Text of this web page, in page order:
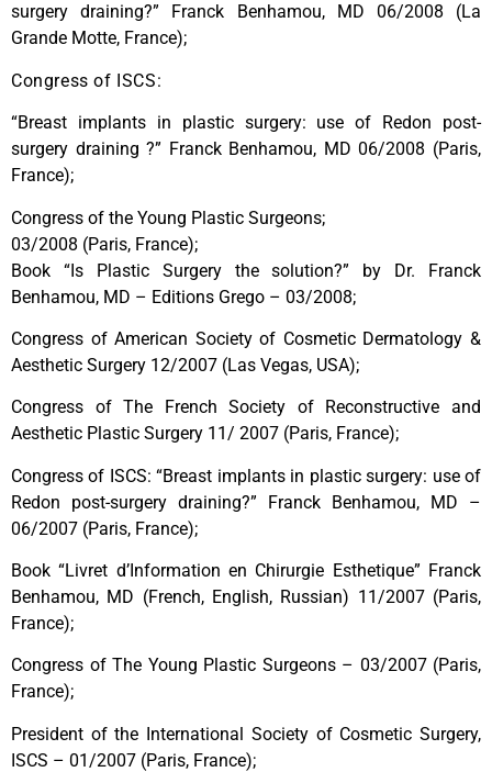
surgery draining?” Franck Benhamou, MD 06/2008 (La
Grande Motte, France);
Congress of ISCS:
“Breast implants in plastic surgery: use of Redon post-
surgery draining ?” Franck Benhamou, MD 06/2008 (Paris,
France);
Congress of the Young Plastic Surgeons;
03/2008 (Paris, France);
Book “Is Plastic Surgery the solution?” by Dr. Franck
Benhamou, MD – Editions Grego – 03/2008;
Congress of American Society of Cosmetic Dermatology &
Aesthetic Surgery 12/2007 (Las Vegas, USA);
Congress of The French Society of Reconstructive and
Aesthetic Plastic Surgery 11/ 2007 (Paris, France);
Congress of ISCS: “Breast implants in plastic surgery: use of
Redon post-surgery draining?” Franck Benhamou, MD –
06/2007 (Paris, France);
Book “Livret d’Information en Chirurgie Esthetique” Franck
Benhamou, MD (French, English, Russian) 11/2007 (Paris,
France);
Congress of The Young Plastic Surgeons – 03/2007 (Paris,
France);
President of the International Society of Cosmetic Surgery,
ISCS – 01/2007 (Paris, France);